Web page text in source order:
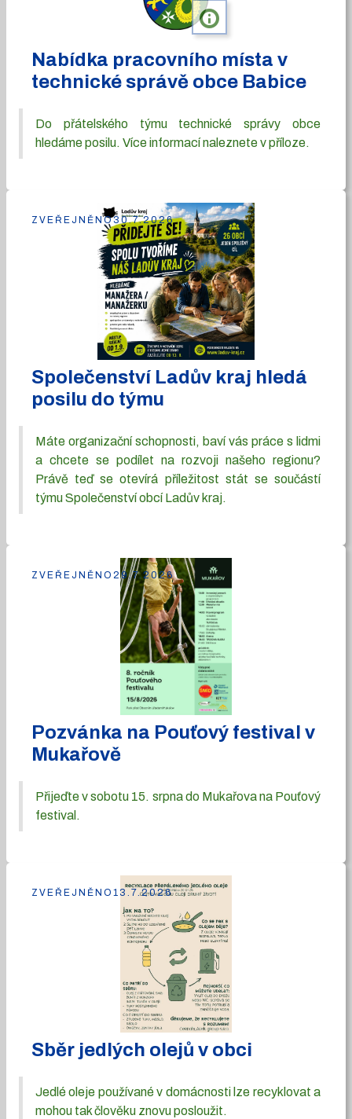
info
Nabídka pracovního místa v
technické správě obce Babice
Do přátelského týmu technické správy obce
hledáme posilu. Více informací naleznete v příloze.
Společenství Ladův kraj hledá
posilu do týmu
Máte organizační schopnosti, baví vás práce s lidmi
a chcete se podílet na rozvoji našeho regionu?
Právě teď se otevírá příležitost stát se součástí
týmu Společenství obcí Ladův kraj.
ZVEŘEJNĚNO30.7.2026
Pozvánka na Pouťový festival v
Mukařově
Přijeďte v sobotu 15. srpna do Mukařova na Pouťový
festival.
ZVEŘEJNĚNO 29.7.2026
Sběr jedlých olejů v obci
Jedlé oleje používané v domácnosti lze recyklovat a
mohou tak člověku znovu posloužit.
ZVEŘEJNĚNO 13.7.2026